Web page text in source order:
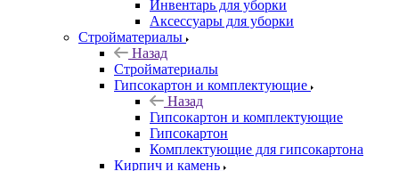
Инвентарь для уборки
Аксессуары для уборки
Стройматериалы
Назад
Стройматериалы
Гипсокартон и комплектующие
Назад
Гипсокартон и комплектующие
Гипсокартон
Комплектующие для гипсокартона
Кирпич и камень